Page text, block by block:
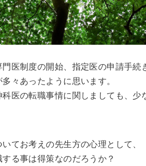
医制度の開始、指定医の申請手続
々あったように思います。
医の転職事情に関しましても、少
てお考えの先生方の心理として、
る事は得策なのだろうか？